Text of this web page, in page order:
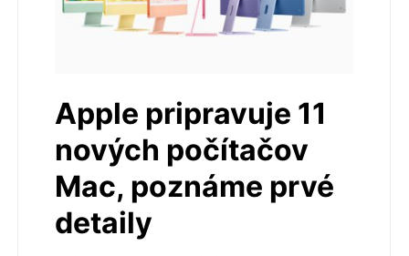
Apple pripravuje 11
nových počítačov
Mac, poznáme prvé
detaily